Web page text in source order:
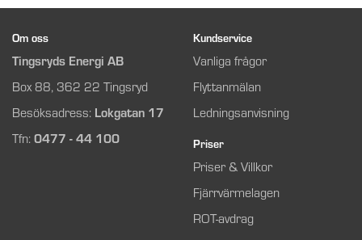
Om oss
Tingsryds Energi AB
Box 88, 362 22 Tingsryd
Besöksadress: Lokgatan 17
Tfn:0477 - 44 100
Kundservice
Vanliga frågor
Flyttanmälan
Ledningsanvisning
Priser
Priser & Villkor
Fjärrvärmelagen
ROT-avdrag